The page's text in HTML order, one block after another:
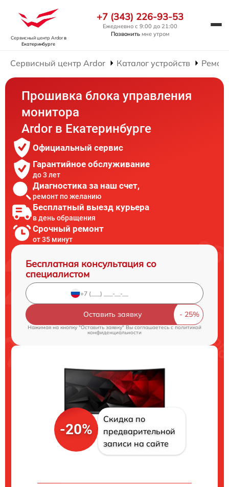
Сервисный центр Ardorв
Екатеринбурге
+7 (343) 226-93-53
Ежедневно с 9:00 до 21:00
Позвонить мне утром
Сервисный центр Ardor Каталог устройств
Прошивка блока управления
монитора
Ardor в Екатеринбурге
Официальный сервис
Гарантийное обслуживание
до 3 лет
Диагностика за наш счет,
ремонт по желанию
Бесплатный выезд курьера
в день обращения
Срочный ремонт
от 35 минут
Бесплатная консультация со
специалистом
Оставить заявку
Нажимая на кнопку "Оставить заявку" Вы соглашаетесь cполитикой
конфиденциальности
-20%
Скидка по
предварительной
записи на сайте